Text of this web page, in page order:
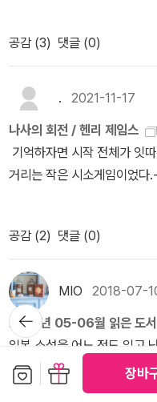
장바
바로 스며들거나 그들의 사
당연한 일이다. 헨리 제임스
거부감을 느꼈지만 특유의
만난 플로베르는 다정하면서
거장이었다. 헨리 제임스는
완벽하다고 생각했다. 하지만
에는 어딘가 굉장히 야박한
쪽)파리의 신참 소설가는 런
금 더 적극적으로 런던을 탐
며, 잔혹하고, 무엇보다 압도
운 이방인 생활을 끝내고 집
나는 이쯤에서 헨리 제임스의
은 만남, 소설가의 사랑, 나만
이런 문장을 보면 헨리 제임
있다. 그는 화려한 디너파티
두려워했다. 카리스마 넘치
답고 매력적이지만 기대에
더하기 유령.마침내 붕괴하는
직 가정교사 사이의 이야기
린이를 정서적 (그리고 아마
마지막에 멈춰버린 심장의
챕터0으로 돌아오면 애초에
정교사가 쓴 글이라고 했다.
비극이 끝나고도 이 여성은
걸까. 분명히 더글러스와 이
'나는 나와 같은 사람을 원해
대조적이다) 이 원고를 그에
이 원고를 친구인 소설 큰 틀
른 후에 죽는다. 끝까지 모르
로 싸고 접고 묶어서 우리 앞
본의 파파고 문장이 독자의
공감 (3) 댓글 (0)
. 2021-11-17
나사의 회전 / 헨리 제임스
기억하자면 시작 전체가 잇
거리는 작은 시소게임이었
공감 (2) 댓글 (0)
MIO 2018-07-
2018년 05-06월 읽은 도
일본 소설을 어느 정도 읽고
각이 들었다.도서보다 불쏘
었다. 생각보다 괜찮았던,
뒤로가
기